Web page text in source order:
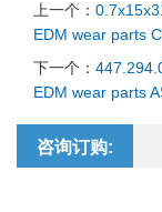
上一个：
EDM wear parts
下一个：
EDM wear parts
咨询订购: